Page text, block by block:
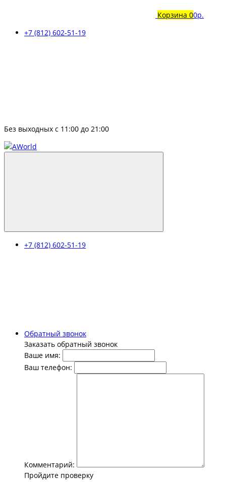
Корзина 00р.
+7 (812) 602-51-19
Без выходных с 11:00 до 21:00
+7 (812) 602-51-19
Обратный звонок
Заказать обратный звонок
Ваше имя:
Ваш телефон:
Комментарий:
Пройдите проверку